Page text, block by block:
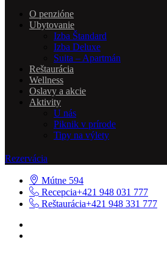
O penzióne
Ubytovanie
Izba Štandard
Izba Deluxe
Suita – Apartmán
Reštaurácia
Wellness
Oslavy a akcie
Aktivity
U nás
Piknik v prírode
Tipy na výlety
Rezervácia
Mútne 594
Recepcia+421 948 031 777
Reštaurácia+421 948 331 777